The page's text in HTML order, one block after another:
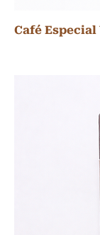
Café Especial